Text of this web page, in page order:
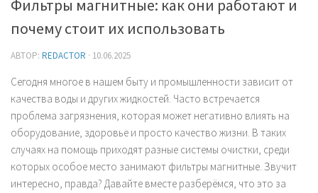
Фильтры магнитные: как они работают и
почему стоит их использовать
АВТОР: REDACTOR · 10.06.2025
Сегодня многое в нашем быту и промышленности зависит от
качества воды и других жидкостей. Часто встречается
проблема загрязнения, которая может негативно влиять на
оборудование, здоровье и просто качество жизни. В таких
случаях на помощь приходят разные системы очистки, среди
которых особое место занимают фильтры магнитные. Звучит
интересно, правда? Давайте вместе разберёмся, что это за